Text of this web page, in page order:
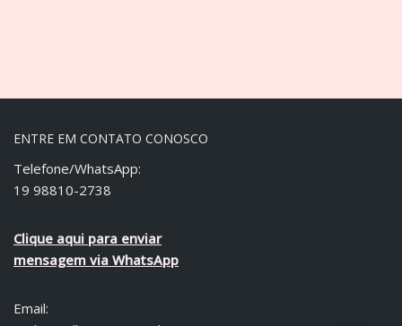
ENTRE EM CONTATO CONOSCO
Telefone/WhatsApp:
19 98810-2738
Clique aqui para enviar
mensagem via WhatsApp
Email: